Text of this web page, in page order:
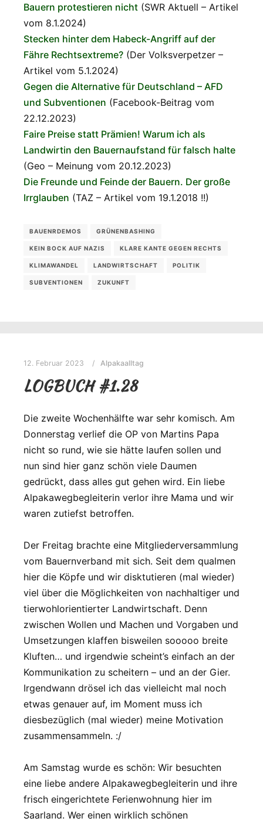
Bauern protestieren nicht (SWR Aktuell – Artikel
vom 8.1.2024)
Stecken hinter dem Habeck-Angriff auf der
Fähre Rechtsextreme? (Der Volksverpetzer –
Artikel vom 5.1.2024)
Gegen die Alternative für Deutschland – AFD
und Subventionen (Facebook-Beitrag vom
22.12.2023)
Faire Preise statt Prämien! Warum ich als
Landwirtin den Bauernaufstand für falsch halte
(Geo – Meinung vom 20.12.2023)
Die Freunde und Feinde der Bauern. Der große
Irrglauben (TAZ – Artikel vom 19.1.2018 !!)
BAUENRDEMOS GRÜNENBASHING
KEIN BOCK AUF NAZIS KLARE KANTE GEGEN RECHTS
KLIMAWANDEL LANDWIRTSCHAFT POLITIK
SUBVENTIONEN ZUKUNFT
12. Februar 2023 Alpakaalltag
LOGBUCH #1.28
Die zweite Wochenhälfte war sehr komisch. Am
Donnerstag verlief die OP von Martins Papa
nicht so rund, wie sie hätte laufen sollen und
nun sind hier ganz schön viele Daumen
gedrückt, dass alles gut gehen wird. Ein liebe
Alpakawegbegleiterin verlor ihre Mama und wir
waren zutiefst betroffen.
Der Freitag brachte eine Mitgliederversammlung
vom Bauernverband mit sich. Seit dem qualmen
hier die Köpfe und wir disktutieren (mal wieder)
viel über die Möglichkeiten von nachhaltiger und
tierwohlorientierter Landwirtschaft. Denn
zwischen Wollen und Machen und Vorgaben und
Umsetzungen klaffen bisweilen sooooo breite
Kluften… und irgendwie scheint’s einfach an der
Kommunikation zu scheitern – und an der Gier.
Irgendwann drösel ich das vielleicht mal noch
etwas genauer auf, im Moment muss ich
diesbezüglich (mal wieder) meine Motivation
zusammensammeln. :/
Am Samstag wurde es schön: Wir besuchten
eine liebe andere Alpakawegbegleiterin und ihre
frisch eingerichtete Ferienwohnung hier im
Saarland. Wer einen wirklich schönen